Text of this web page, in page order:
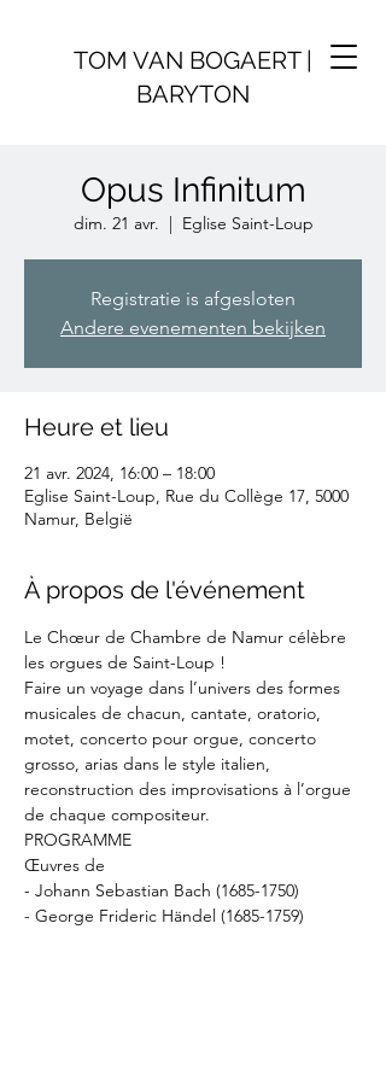
TOM VAN BOGAERT |
BARYTON
Opus Infinitum
dim. 21 avr.
  |
Eglise Saint-Loup
Registratie is afgesloten
Andere evenementen bekijken
Heure et lieu
21 avr. 2024, 16:00 – 18:00
Eglise Saint-Loup, Rue du Collège 17, 5000
Namur, België
À propos de l'événement
Le Chœur de Chambre de Namur célèbre
les orgues de Saint-Loup !
Faire un voyage dans l’univers des formes
musicales de chacun, cantate, oratorio,
motet, concerto pour orgue, concerto
grosso, arias dans le style italien,
reconstruction des improvisations à l’orgue
de chaque compositeur.
PROGRAMME
Œuvres de
- Johann Sebastian Bach (1685-1750)
- George Frideric Händel (1685-1759)